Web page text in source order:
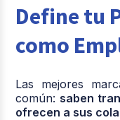
Define tu
como
Las mejores
común: saben
ofrecen a sus